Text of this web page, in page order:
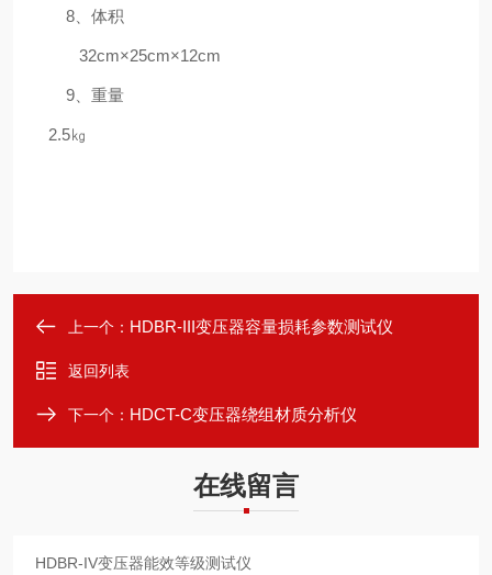
8
体积
32cm×25cm×12cm
9 重量
2.5㎏
上一个： HDBR-III变压器容量损耗参数测试仪
返回列表
下一个： HDCT-C变压器绕组材质分析仪
在线留言